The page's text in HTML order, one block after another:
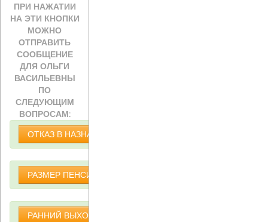
ПРИ НАЖАТИИ
НА ЭТИ КНОПКИ
МОЖНО
ОТПРАВИТЬ
СООБЩЕНИЕ
ДЛЯ ОЛЬГИ
ВАСИЛЬЕВНЫ
ПО
СЛЕДУЮЩИМ
ВОПРОСАМ:
ОТКАЗ В НАЗНАЧЕНИИ ПЕНСИИ
РАЗМЕР ПЕНСИИ
РАННИЙ ВЫХОД НА ПЕНСИЮ